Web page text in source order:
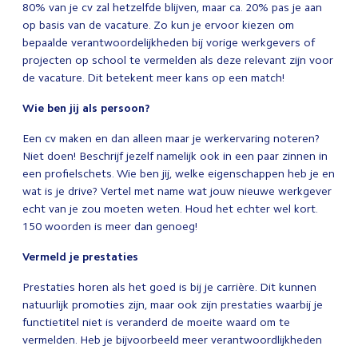
80% van je cv zal hetzelfde blijven, maar ca. 20% pas je aan
op basis van de vacature. Zo kun je ervoor kiezen om
bepaalde verantwoordelijkheden bij vorige werkgevers of
projecten op school te vermelden als deze relevant zijn voor
de vacature. Dit betekent meer kans op een match!
Wie ben jij als persoon?
Een cv maken en dan alleen maar je werkervaring noteren?
Niet doen! Beschrijf jezelf namelijk ook in een paar zinnen in
een profielschets. Wie ben jij, welke eigenschappen heb je en
wat is je drive? Vertel met name wat jouw nieuwe werkgever
echt van je zou moeten weten. Houd het echter wel kort.
150 woorden is meer dan genoeg!
Vermeld je prestaties
Prestaties horen als het goed is bij je carrière. Dit kunnen
natuurlijk promoties zijn, maar ook zijn prestaties waarbij je
functietitel niet is veranderd de moeite waard om te
vermelden. Heb je bijvoorbeeld meer verantwoordlijkheden